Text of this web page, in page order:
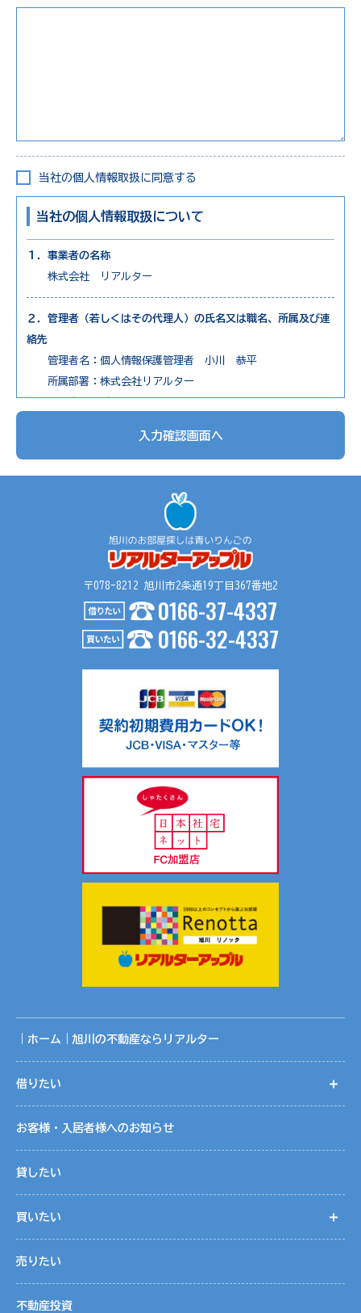
当社の個人情報取扱に同意する
当社の個人情報取扱について
１．事業者の名称
株式会社 リアルター
２．管理者（若しくはその代理人）の氏名又は職名、所属及び連
絡先
管理者名：個人情報保護管理者 小川 恭平
所属部署：株式会社リアルター
３．個人情報の利用目的
4. お問合せやご質問の受付と回答
5. お客様にとって有用と思われる情報の提供
6. サービス内容の分析、向上
４．個人情報の第三者提供
お問い合わせ内容が不動産の賃貸仲介・売買仲介の場合、以
不動産の賃貸仲介・売買仲介のため
（２）提供する個人情報の項目
氏名、生年月日、住所、電話番号、Ｅメールアドレス等
入居申込書等、契約書面に記載の上、提供します。
（４）提供を受ける者の組織の種類、属性
不動産の賃貸仲介・売買仲介における相手方
共同利用について当社では、お客様により有益な情報提供を
するためにリアルターグループとして総合的にお客様情報を
共同利用し、サポートしております。
共同利用する情報は、氏名、連絡先、物件情報、物件入居状
共同利用する範囲は、当社ホームページ記載の関連会社の範
囲です。
情報保護管理者が行っております。
ては、個人情報を預けることがあります。この場合、個人情
約等において個人情報の適正管理・機密保持などによりお客
を実施させます。
６．個人情報の開示等の請求
お客様は、当社に対してご自身の個人情報の開示等（利用目
的の通知、開示、内容の訂正・追加・削除、利用の停止また
入力確認画面へ
〒078-8212 旭川市2条通19丁目367番地2
0166-37-4337
0166-32-4337
｜ホーム｜旭川の不動産ならリアルター
借りたい
お客様・入居者様へのお知らせ
貸したい
買いたい
売りたい
不動産投資